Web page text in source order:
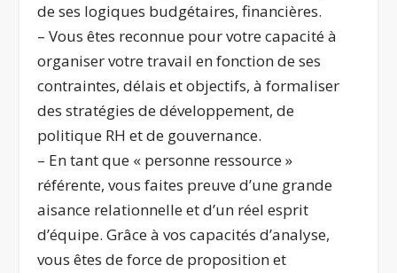
de ses logiques budgétaires, financières.
– Vous êtes reconnue pour votre capacité à
organiser votre travail en fonction de ses
contraintes, délais et objectifs, à formaliser
des stratégies de développement, de
politique RH et de gouvernance.
– En tant que « personne ressource »
référente, vous faites preuve d’une grande
aisance relationnelle et d’un réel esprit
d’équipe. Grâce à vos capacités d’analyse,
vous êtes de force de proposition et